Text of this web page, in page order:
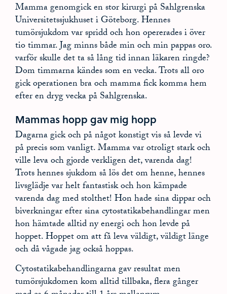
Mamma genomgick en stor kirurgi på Sahlgrenska
Universitetssjukhuset i Göteborg. Hennes
tumörsjukdom var spridd och hon opererades i över
tio timmar. Jag minns både min och min pappas oro.
varför skulle det ta så lång tid innan läkaren ringde?
Dom timmarna kändes som en vecka. Trots all oro
gick operationen bra och mamma fick komma hem
efter en dryg vecka på Sahlgrenska.
Mammas hopp gav mig hopp
Dagarna gick och på något konstigt vis så levde vi
på precis som vanligt. Mamma var otroligt stark och
ville leva och gjorde verkligen det, varenda dag!
Trots hennes sjukdom så lös det om henne, hennes
livsglädje var helt fantastisk och hon kämpade
varenda dag med stolthet! Hon hade sina dippar och
biverkningar efter sina cytostatikabehandlingar men
hon hämtade alltid ny energi och hon levde på
hoppet. Hoppet om att få leva väldigt, väldigt länge
och då vågade jag också hoppas.
Cytostatikabehandlingarna gav resultat men
tumörsjukdomen kom alltid tillbaka, flera gånger